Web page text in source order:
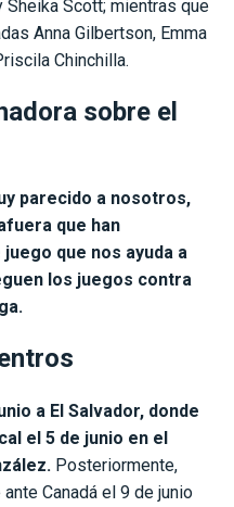
Sheika Scott; mientras que
Anna Gilbertson, Emma
Chinchilla.
sobre el
parecido a nosotros,
que han
que nos ayuda a
los juegos contra
a El Salvador, donde
el 5 de junio en el
Posteriormente,
Canadá el 9 de junio